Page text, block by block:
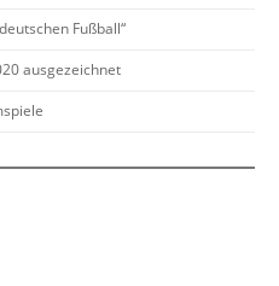
Fußball“
ausgezeichnet